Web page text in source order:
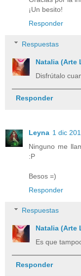
¡Un besito!
Responder
Respuestas
Natalia (Arte
Disfrútalo
Responder
Leyna 1 dic
Ninguno me
:P
Besos =)
Responder
Respuestas
Natalia (Arte
Es que
Responder